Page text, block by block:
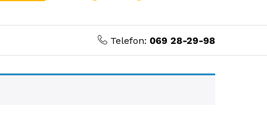
Telefon: 069 28-29-98